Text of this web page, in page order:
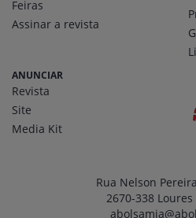
Feiras
Assinar a revista
ANUNCIAR
Revista
Site
Media Kit
Rua Nelson
2670-338